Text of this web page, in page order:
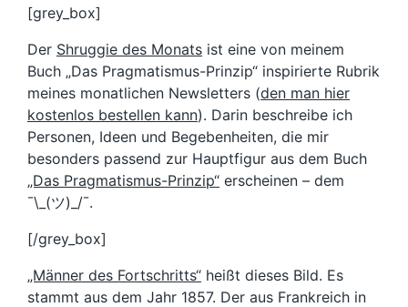
[grey_box]
Der Shruggie des Monats ist eine von meinem
Buch „Das Pragmatismus-Prinzip“ inspirierte Rubrik
meines monatlichen Newsletters (den man hier
kostenlos bestellen kann). Darin beschreibe ich
Personen, Ideen und Begebenheiten, die mir
besonders passend zur Hauptfigur aus dem Buch
„Das Pragmatismus-Prinzip“ erscheinen – dem
¯\_(ツ)_/¯.
[/grey_box]
„Männer des Fortschritts“ heißt dieses Bild. Es
stammt aus dem Jahr 1857. Der aus Frankreich in